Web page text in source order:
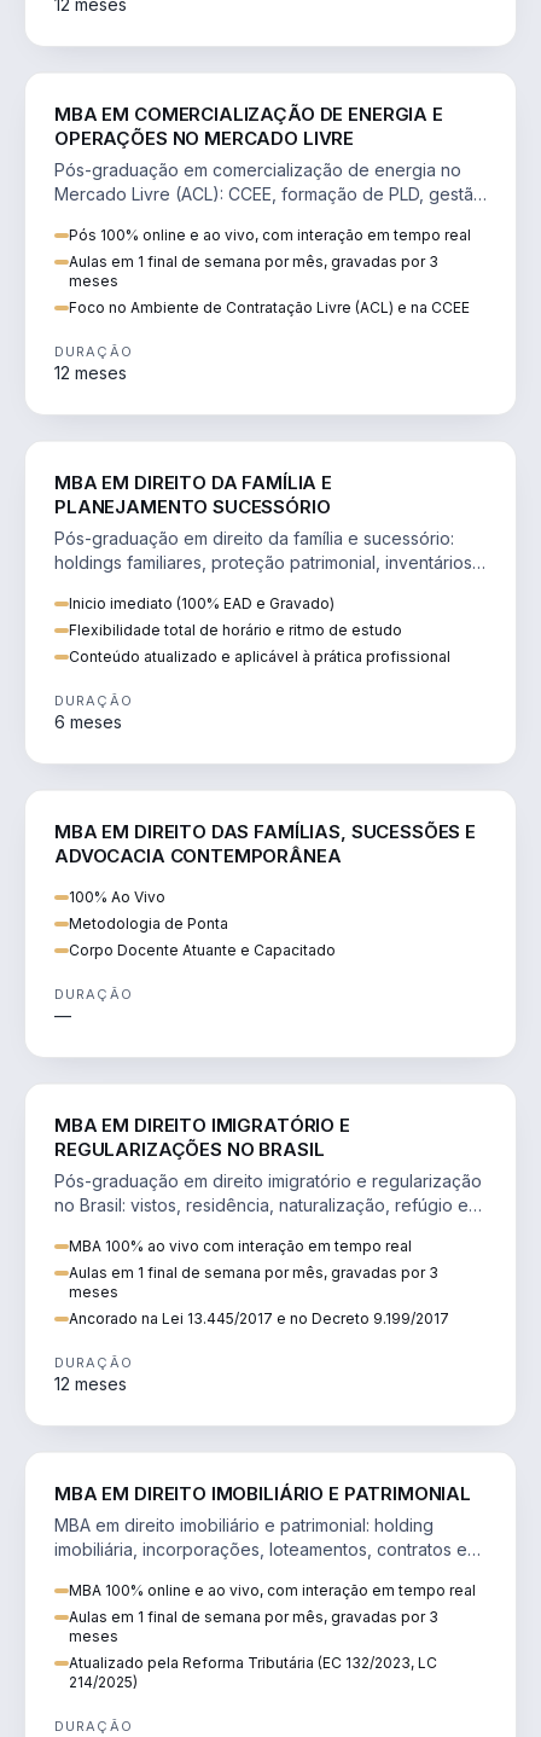
12 meses
MBA EM COMERCIALIZAÇÃO DE ENERGIA E
OPERAÇÕES NO MERCADO LIVRE
Pós-graduação em comercialização de energia no
Mercado Livre (ACL): CCEE, formação de PLD, gestão
Pós 100% online e ao vivo, com interação em tempo real
Aulas em 1 final de semana por mês, gravadas por 3
meses
Foco no Ambiente de Contratação Livre (ACL) e na CCEE
DURAÇÃO
12 meses
MBA EM DIREITO DA FAMÍLIA E
PLANEJAMENTO SUCESSÓRIO
Pós-graduação em direito da família e sucessório:
holdings familiares, proteção patrimonial, inventários
Inicio imediato (100% EAD e Gravado)
Flexibilidade total de horário e ritmo de estudo
Conteúdo atualizado e aplicável à prática profissional
DURAÇÃO
6 meses
MBA EM DIREITO DAS FAMÍLIAS, SUCESSÕES E
ADVOCACIA CONTEMPORÂNEA
100% Ao Vivo
Metodologia de Ponta
Corpo Docente Atuante e Capacitado
DURAÇÃO
—
MBA EM DIREITO IMIGRATÓRIO E
REGULARIZAÇÕES NO BRASIL
Pós-graduação em direito imigratório e regularização
no Brasil: vistos, residência, naturalização, refúgio e
MBA 100% ao vivo com interação em tempo real
Aulas em 1 final de semana por mês, gravadas por 3
meses
Ancorado na Lei 13.445/2017 e no Decreto 9.199/2017
DURAÇÃO
12 meses
MBA EM DIREITO IMOBILIÁRIO E PATRIMONIAL
MBA em direito imobiliário e patrimonial: holding
imobiliária, incorporações, loteamentos, contratos e
MBA 100% online e ao vivo, com interação em tempo real
Aulas em 1 final de semana por mês, gravadas por 3
meses
Atualizado pela Reforma Tributária (EC 132/2023, LC
214/2025)
DURAÇÃO